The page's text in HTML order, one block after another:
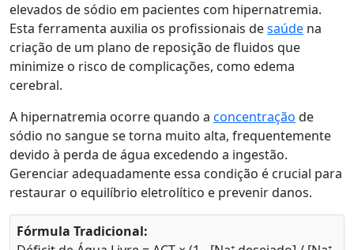
elevados de sódio em pacientes com hipernatremia.
Esta ferramenta auxilia os profissionais desaúde na
criação de um plano de reposição de fluidos que
minimize o risco de complicações, como edema
cerebral.
A hipernatremia ocorre quando a concentração de
sódio no sangue se torna muito alta, frequentemente
devido à perda de água excedendo a ingestão.
Gerenciar adequadamente essa condição é crucial para
restaurar o equilíbrio eletrolítico e prevenir danos.
Fórmula Tradicional: